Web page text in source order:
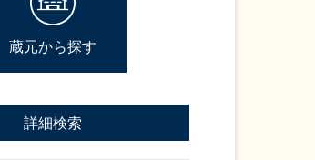
蔵元から探す
詳細検索